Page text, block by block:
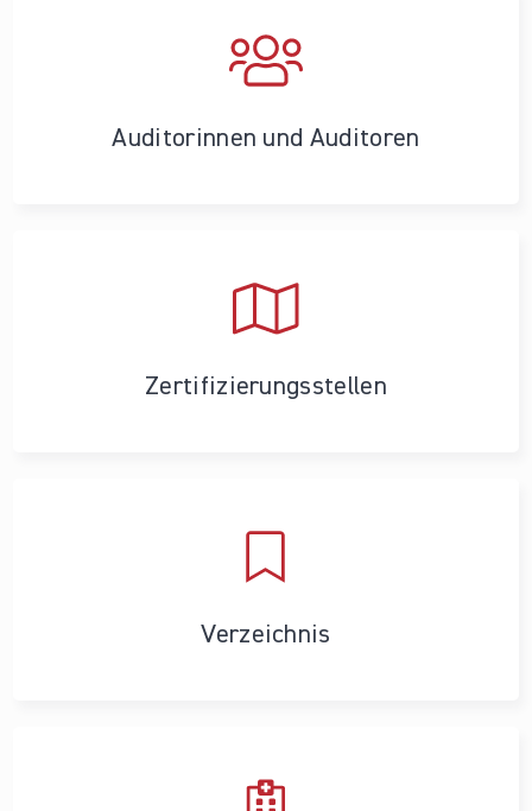
Auditorinnen und Auditoren
Zertifizierungs­stellen
Verzeichnis